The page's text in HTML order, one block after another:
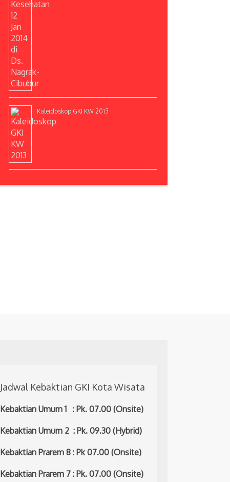
Kaleidoskop GKI KW 2013
Jadwal Kebaktian GKI Kota Wisata
Kebaktian Umum 1 : Pk. 07.00 (Onsite)
Kebaktian Umum 2 : Pk. 09.30 (Hybrid)
Kebaktian Prarem 8 : Pk 07.00 (Onsite)
Kebaktian Prarem 7 : Pk. 07.00 (Onsite)